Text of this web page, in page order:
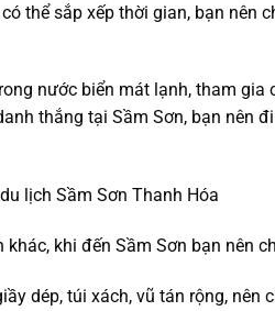
thể sắp xếp thời gian, bạn nên
nước biển mát lạnh, tham
thắng tại Sầm Sơn, bạn nên
lịch Sầm Sơn Thanh Hóa
khác, khi đến Sầm Sơn bạn nên
dép, túi xách, vũ tán rộng, nên